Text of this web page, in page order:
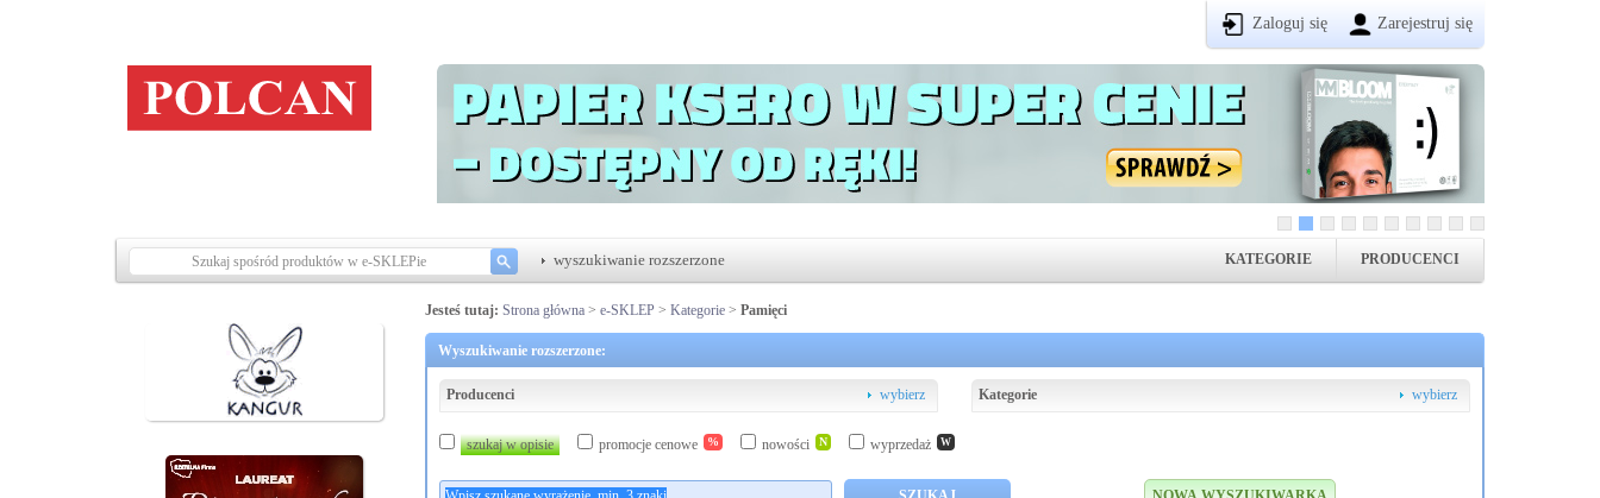
Zaloguj się Zarejestruj się
PRODUCENCI
KATEGORIE
wyszukiwanie rozszerzone
Jesteś tutaj: Strona główna > e-SKLEP > Kategorie > Pamięci
Wyszukiwanie rozszerzone:
Producenci wybierz Kategorie wybierz
szukaj w opisie promocje cenowe % nowości N wyprzedaż W